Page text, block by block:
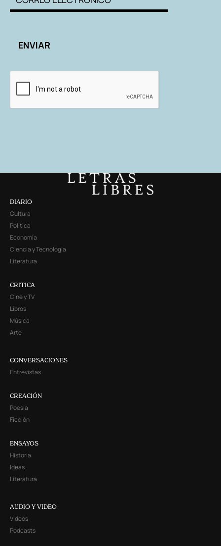
DIARIO
Cultura
Política
Economía
Ciencia y Tecnología
Literatura
CRITICA
Cine y TV
Libros
Música
Arte
CONVERSACIONES
Entrevistas
CREACIÓN
Poesía
Ficción
ENSAYOS
Historia
Ideas
Literatura
AUDIO Y VIDEO
Videos
Podcasts